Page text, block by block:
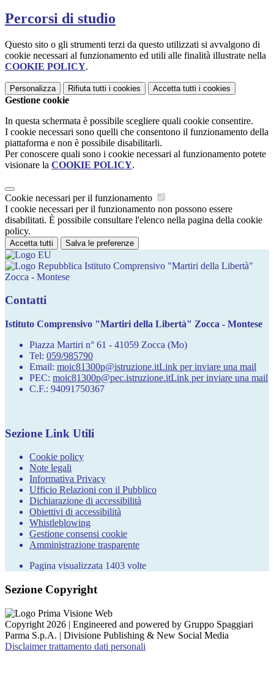
Percorsi di studio
Questo sito o gli strumenti terzi da questo utilizzati si avvalgono di
cookie necessari al funzionamento ed utili alle finalità illustrate nella
COOKIE POLICY.
Personalizza Rifiuta tutti i cookies Accetta tutti i cookies
Gestione cookie
In questa schermata è possibile scegliere quali cookie consentire.
I cookie necessari sono quelli che consentono il funzionamento della
piattaforma e non è possibile disabilitarli.
Per conoscere quali sono i cookie necessari al funzionamento potete
visionare la COOKIE POLICY.
Cookie necessari per il funzionamento
I cookie necessari per il funzionamento non possono essere
disabilitati. È possibile consultare l'elenco nella pagina della cookie
policy.
Accetta tutti Salva le preferenze
Istituto Comprensivo "Martiri della Libertà"
Zocca - Montese
Contatti
Istituto Comprensivo "Martiri della Libertà" Zocca - Montese
Piazza Martiri n° 61 - 41059 Zocca (Mo)
Tel: 059/985790
Email: moic81300p@istruzione.itLink per inviare una mail
PEC: moic81300p@pec.istruzione.itLink per inviare una mail
C.F.: 94091750367
Sezione Link Utili
Cookie policy
Note legali
Informativa Privacy
Ufficio Relazioni con il Pubblico
Dichiarazione di accessibilità
Obiettivi di accessibilità
Whistleblowing
Gestione consensi cookie
Amministrazione trasparente
Pagina visualizzata 1403 volte
Sezione Copyright
Copyright 2026 | Engineered and powered by Gruppo Spaggiari
Parma S.p.A. | Divisione Publishing & New Social Media
Disclaimer trattamento dati personali